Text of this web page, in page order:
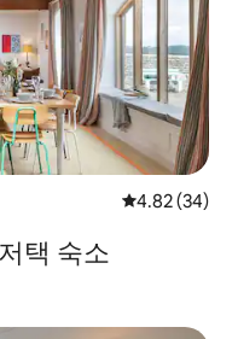
평점 4.82점(5
4.82 (34)
택 숙소